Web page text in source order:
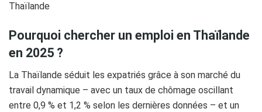
Thaïlande
Pourquoi chercher un emploi en Thaïlande
en 2025 ?
La Thaïlande séduit les expatriés grâce à son marché du
travail dynamique – avec un taux de chômage oscillant
entre 0,9 % et 1,2 % selon les dernières données – et un